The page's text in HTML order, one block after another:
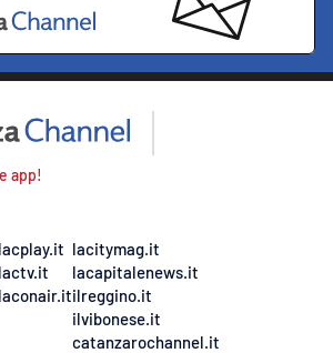
app!
lacplay.it
lactv.it
laconair.it
lacitymag.it
lacapitalenews.it
ilreggino.it
ilvibonese.it
catanzarochannel.it